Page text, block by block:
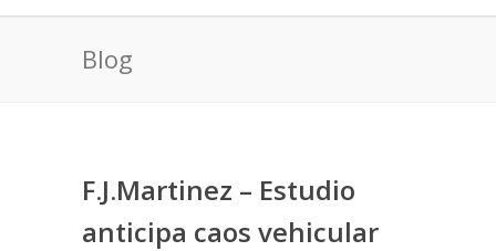
Blog
F.J.Martinez – Estudio
anticipa caos vehicular